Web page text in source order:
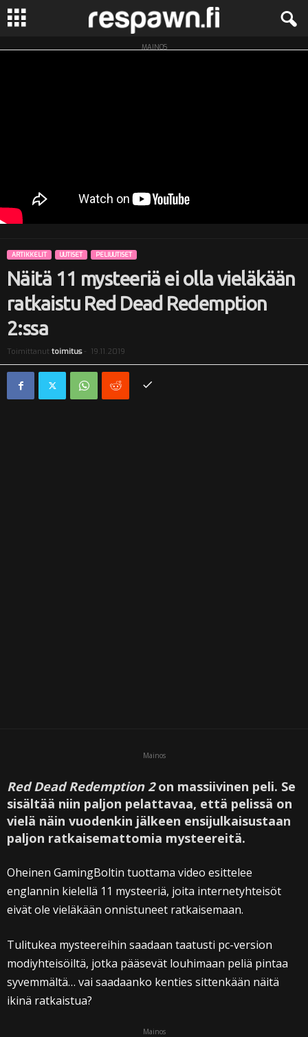
R
w
MAINOS
ARTIKKELIT UUTISET PELIUUTISET
Näitä 11 mysteeriä ei olla vieläkään
ratkaistu Red Dead Redemption
2:ssa
Toimittanut toimitus- 19.11.2019
Mainos
Red Dead Redemption 2on massiivinen peli. Se
sisältää niin paljon pelattavaa, että pelissä on
vielä näin vuodenkin jälkeen ensijulkaisustaan
paljon ratkaisemattomia mysteereitä.
Oheinen GamingBoltin tuottama video esittelee
englannin kielellä 11 mysteeriä, joita internetyhteisöt
eivät ole vieläkään onnistuneet ratkaisemaan.
Tulitukea mysteereihin saadaan taatusti pc-version
modiyhteisöiltä, jotka pääsevät louhimaan peliä pintaa
syvemmältä… vai saadaanko kenties sittenkään näitä
ikinä ratkaistua?
Mainos